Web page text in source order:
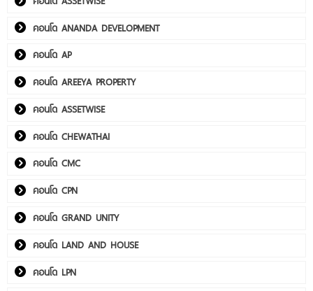
คอนโด ANANDA DEVELOPMENT
คอนโด AP
คอนโด AREEYA PROPERTY
คอนโด ASSETWISE
คอนโด CHEWATHAI
คอนโด CMC
คอนโด CPN
คอนโด GRAND UNITY
คอนโด LAND AND HOUSE
คอนโด LPN